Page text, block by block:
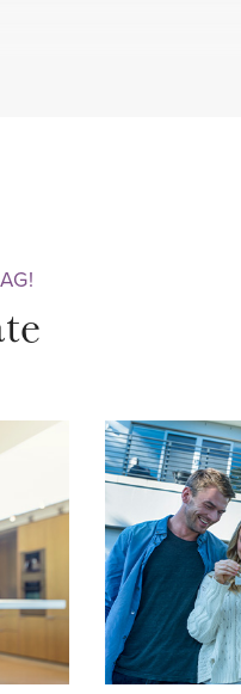
en postbussen.
Royale, lichte
terras gelegen op het
uitzicht heeft over
komt u in de luxe
koelkast, vriezer, oven,
5-pits gasfornuis en